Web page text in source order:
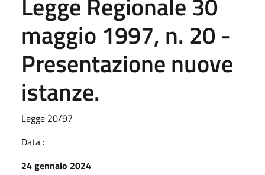
maggio 1997, n. 20 -
Presentazione nuove
istanze.
Legge 20/97
Data :
24 gennaio 2024